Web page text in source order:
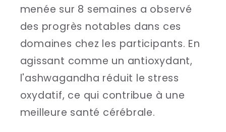
menée sur 8 semaines a observé
des progrès notables dans ces
domaines chez les participants. En
agissant comme un antioxydant,
l'ashwagandha réduit le stress
oxydatif, ce qui contribue à une
meilleure santé cérébrale.